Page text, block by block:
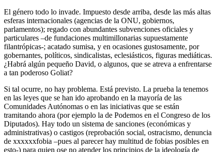
El género todo lo invade. Impuesto desde arriba, desde las más altas
esferas internacionales (agencias de la ONU, gobiernos,
parlamentos); regado con abundantes subvenciones oficiales y
particulares –de fundaciones multimillonarias supuestamente
filantrópicas-; acatado sumisa, y en ocasiones gustosamente, por
gobernantes, políticos, sindicalistas, eclesiásticos, figuras mediáticas.
¿Habrá algún pequeño David, o algunos, que se atreva a enfrentarse
a tan poderoso Goliat?
Si tal ocurre, no hay problema. Está previsto. La prueba la tenemos
en las leyes que se han ido aprobando en la mayoría de las
Comunidades Autónomas o en las iniciativas que se están
tramitando ahora (por ejemplo la de Podemos en el Congreso de los
Diputados). Hay todo un sistema de sanciones (económicas y
administrativas) o castigos (reprobación social, ostracismo, denuncia
de xxxxxxfobia –pues al parecer hay multitud de fobias posibles en
esto-) para quien ose no atender los principios de la ideología de